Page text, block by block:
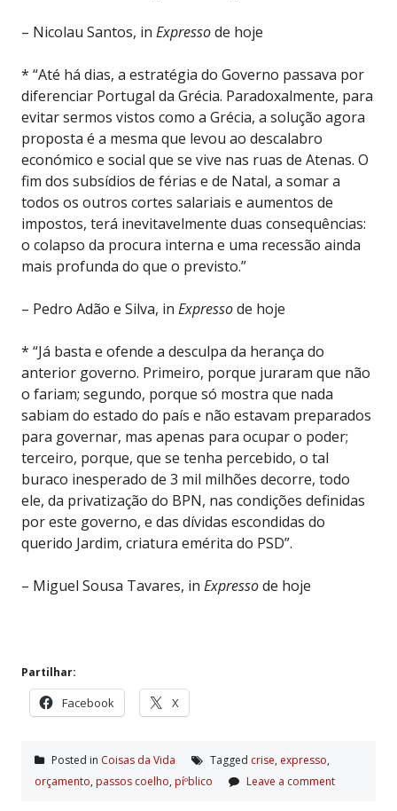
– Nicolau Santos, in Expressode hoje
* “Até há dias, a estratégia do Governo passava por
diferenciar Portugal da Grécia. Paradoxalmente, para
evitar sermos vistos como a Grécia, a solução agora
proposta é a mesma que levou ao descalabro
económico e social que se vive nas ruas de Atenas. O
fim dos subsídios de férias e de Natal, a somar a
todos os outros cortes salariais e aumentos de
impostos, terá inevitavelmente duas consequências:
o colapso da procura interna e uma recessão ainda
mais profunda do que o previsto.”
– Pedro Adão e Silva, in Expressode hoje
* “Já basta e ofende a desculpa da herança do
anterior governo. Primeiro, porque juraram que não
o fariam; segundo, porque só mostra que nada
sabiam do estado do país e não estavam preparados
para governar, mas apenas para ocupar o poder;
terceiro, porque, que se tenha percebido, o tal
buraco inesperado de 3 mil milhões decorre, todo
ele, da privatização do BPN, nas condições definidas
por este governo, e das dívidas escondidas do
querido Jardim, criatura emérita do PSD”.
– Miguel Sousa Tavares, in Expressode hoje
Partilhar:
Facebook X
Posted in Coisas da Vida Tagged crise, expresso,
orçamento, passos coelho, píºblico Leave a comment